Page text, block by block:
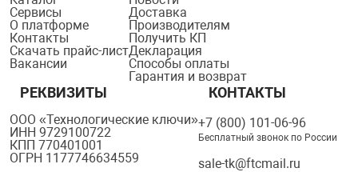
Сервисы
О платформе
Контакты
Скачать прайс-лист
Вакансии
Доставка
Производителям
Получить КП
Декларация
Способы оплаты
Гарантия и возврат
РЕКВИЗИТЫ
ООО «Технологические ключи»
ИНН 9729100722
КПП 770401001
ОГРН 1177746634559
КОНТАКТЫ
+7 (800) 101-06-96
Бесплатный звонок по России
sale-tk@ftcmail.ru